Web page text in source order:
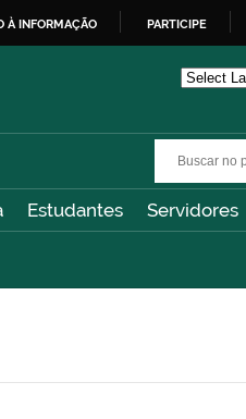
À INFORMAÇÃO PARTICIPE
Estudantes Servidores